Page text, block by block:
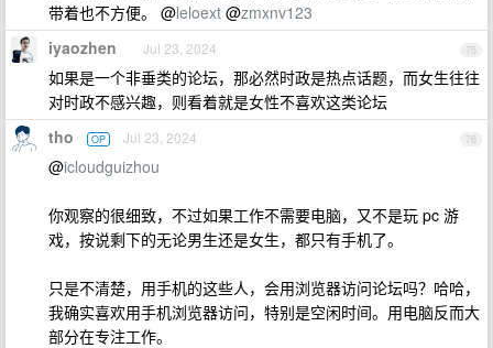
带着也不方便。 @leloext @zmxnv123
75
iyaozhen Jul 23, 2024
如果是一个非垂类的论坛，那必然时政是热点话题，而女生往往
对时政不感兴趣，则看着就是女性不喜欢这类论坛
76
tho OP Jul 23, 2024
@icloudguizhou
你观察的很细致，不过如果工作不需要电脑，又不是玩 pc 游
戏，按说剩下的无论男生还是女生，都只有手机了。
只是不清楚，用手机的这些人，会用浏览器访问论坛吗？哈哈，
我确实喜欢用手机浏览器访问，特别是空闲时间。用电脑反而大
部分在专注工作。